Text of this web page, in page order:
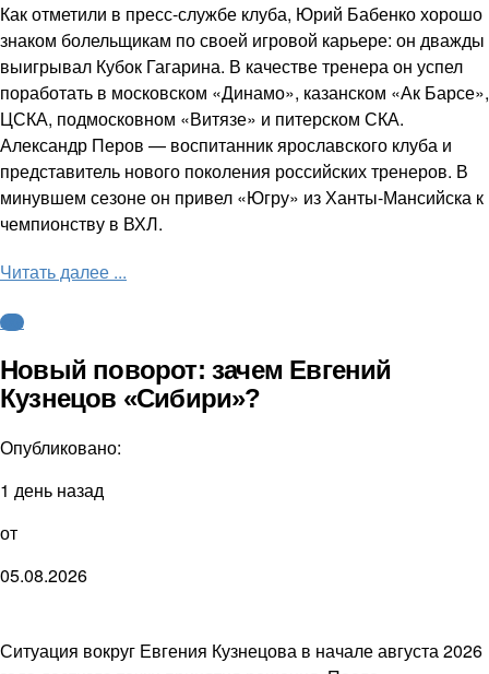
Как отметили в пресс-службе клуба, Юрий Бабенко хорошо
знаком болельщикам по своей игровой карьере: он дважды
выигрывал Кубок Гагарина. В качестве тренера он успел
поработать в московском «Динамо», казанском «Ак Барсе»,
ЦСКА, подмосковном «Витязе» и питерском СКА.
Александр Перов — воспитанник ярославского клуба и
представитель нового поколения российских тренеров. В
минувшем сезоне он привел «Югру» из Ханты-Мансийска к
чемпионству в ВХЛ.
Читать далее ...
КХЛ
Новый поворот: зачем Евгений
Кузнецов «Сибири»?
Опубликовано:
1 день назад
от
05.08.2026
Ситуация вокруг Евгения Кузнецова в начале августа 2026